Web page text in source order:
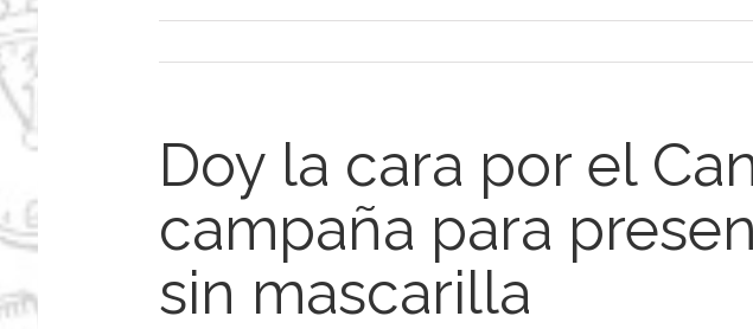
Doy la cara por el
campaña para
sin mascarilla